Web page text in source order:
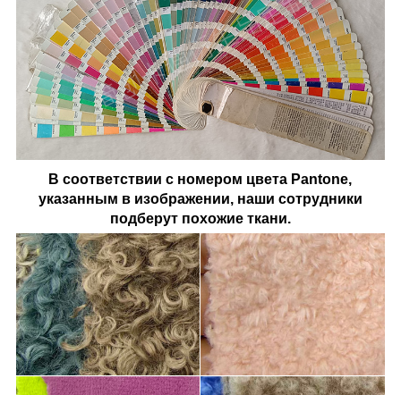
В соответствии с номером цвета Pantone,
указанным в изображении, наши сотрудники
подберут похожие ткани.